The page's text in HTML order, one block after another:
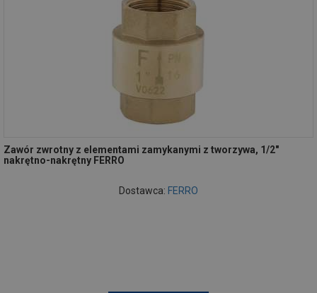
Zawór zwrotny z elementami zamykanymi z tworzywa, 1/2"
nakrętno-nakrętny FERRO
Dostawca: FERRO